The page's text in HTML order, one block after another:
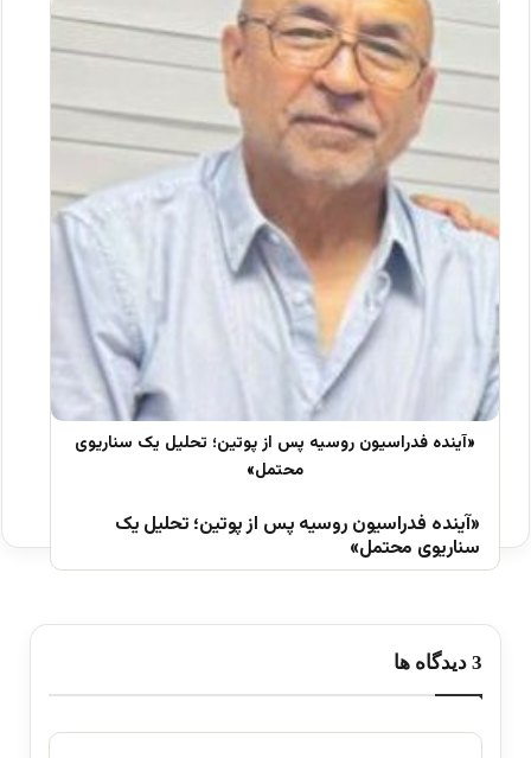
«آینده فدراسیون روسیه پس از پوتین؛ تحلیل یک
سناریوی محتمل»
‫3 دیدگاه ها